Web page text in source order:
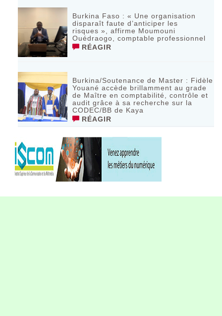
Burkina Faso : « Une organisation
disparaît faute d’anticiper les
risques », affirme Moumouni
Ouédraogo, comptable professionnel
RÉAGIR
Burkina/Soutenance de Master : Fidèle
Youané accède brillamment au grade
de Maître en comptabilité, contrôle et
audit grâce à sa recherche sur la
CODEC/BB de Kaya
RÉAGIR